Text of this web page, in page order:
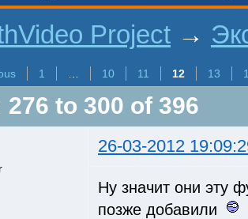
Project →
1 10 11 12 13
276 to 300 of 396
26-03-2012
Ну значит они эту
позже добавили